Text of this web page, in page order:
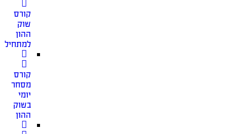
קורס
שוק
ההון
קורס
מסחר
יומי
בשוק
ההון